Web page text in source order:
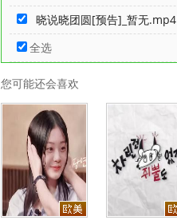
晓说晓团圆[预告]_暂无.mp4
全选
您可能还会喜欢